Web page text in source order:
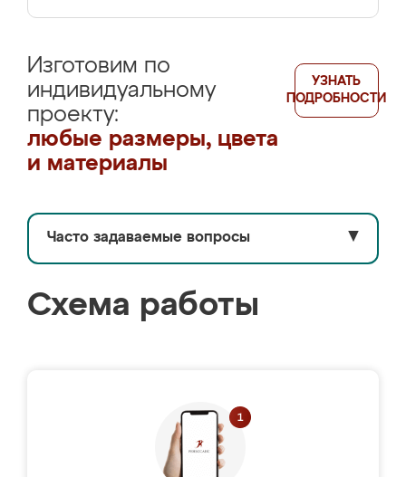
Изготовим по
индивидуальному
проекту:
любые размеры, цвета
и материалы
УЗНАТЬ
ПОДРОБНОСТИ
Часто задаваемые вопросы ▼
Схема работы